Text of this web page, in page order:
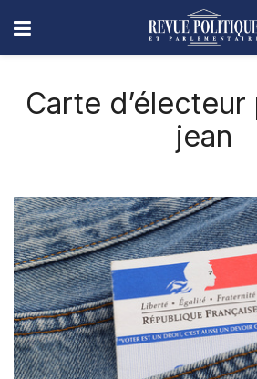
Carte
jean